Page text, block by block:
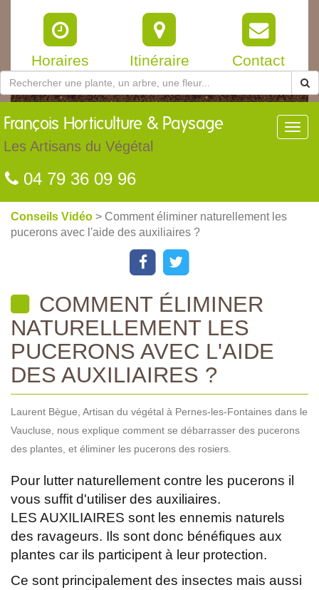
Horaires Itinéraire Contact
François Horticulture & Paysage
Les Artisans du Végétal
04 79 36 09 96
Conseils Vidéo > Comment éliminer naturellement les
pucerons avec l'aide des auxiliaires ?
COMMENT ÉLIMINER
NATURELLEMENT LES
PUCERONS AVEC L'AIDE
DES AUXILIAIRES ?
Laurent Bègue, Artisan du végétal à Pernes-les-Fontaines dans le
Vaucluse, nous explique comment se débarrasser des pucerons
des plantes, et éliminer les pucerons des rosiers.
Pour lutter naturellement contre les pucerons il
vous suffit d'utiliser des auxiliaires.
LES AUXILIAIRES sont les ennemis naturels
des ravageurs. Ils sont donc bénéfiques aux
plantes car ils participent à leur protection.
Ce sont principalement des insectes mais aussi